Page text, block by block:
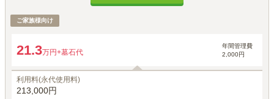
ご家族様向け
21.3万円+墓石代
年間管理費
2,000円
利用料(永代使用料)
213,000円